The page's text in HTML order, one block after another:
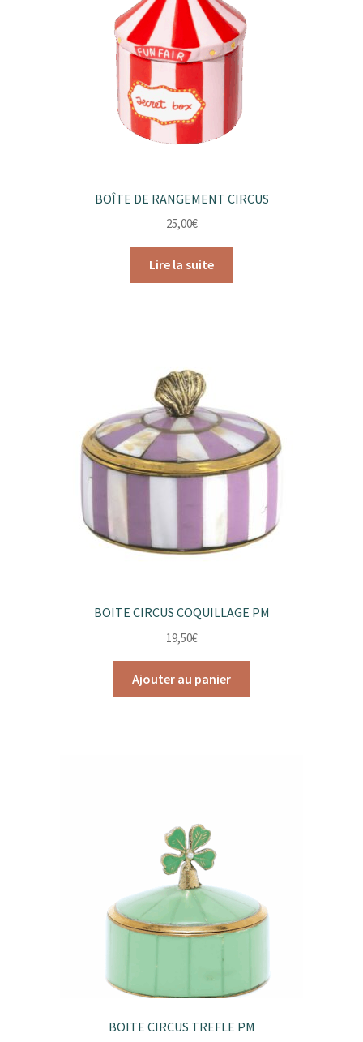
BOÎTE DE RANGEMENT CIRCUS
25,00€
Lire la suite
BOITE CIRCUS COQUILLAGE PM
19,50€
Ajouter au panier
BOITE CIRCUS TREFLE PM